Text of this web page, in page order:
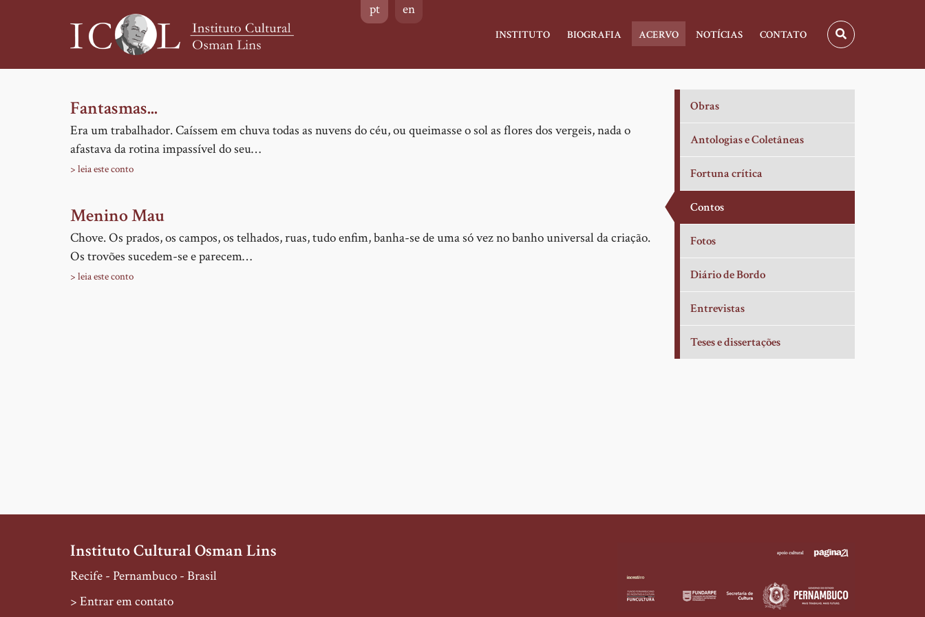
pt en
Main
navigation
INSTITUTO BIOGRAFIA ACERVO NOTÍCIAS CONTATO
Fantasmas...
Era um trabalhador. Caíssem em chuva todas as nuvens do céu, ou queimasse o sol as flores dos vergeis, nada o
afastava da rotina impassível do seu…
> leia este conto
Menino Mau
Chove. Os prados, os campos, os telhados, ruas, tudo enfim, banha-se de uma só vez no banho universal da criação.
Os trovões sucedem-se e parecem…
> leia este conto
Obras
Antologias e Coletâneas
Fortuna crítica
Contos
Fotos
Diário de Bordo
Entrevistas
Teses e dissertações
Instituto Cultural Osman Lins
Recife - Pernambuco - Brasil
> Entrar em contato